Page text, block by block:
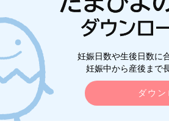
妊娠日数や生後日数に
妊娠中から産後まで
ダウン